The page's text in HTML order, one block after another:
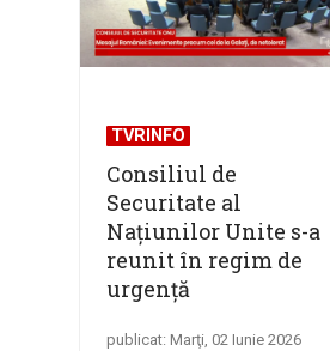
TVRINFO
Consiliul de
Securitate al
Națiunilor Unite s-a
reunit în regim de
urgență
publicat: Marţi, 02 Iunie 2026